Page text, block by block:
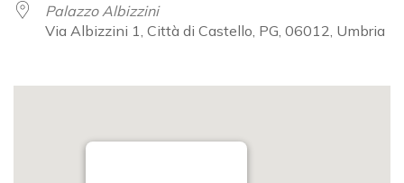
Palazzo Albizzini
Via Albizzini 1, Città di Castello, PG, 06012, Umbria